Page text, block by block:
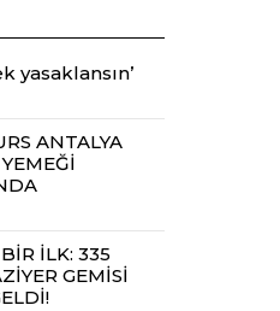
yasaklansın’
ANTALYA
İLK: 335
GEMİSİ